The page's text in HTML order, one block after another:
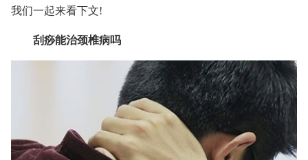
我们一起来看下文!
刮痧能治颈椎病吗